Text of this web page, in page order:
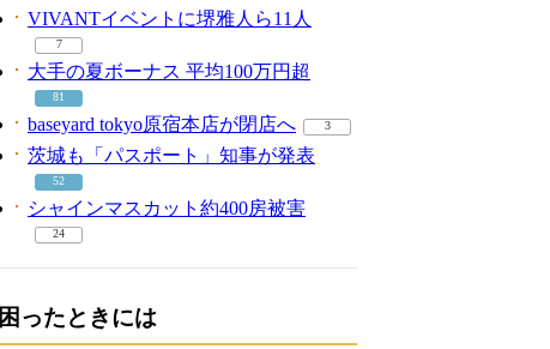
VIVANTイベントに堺雅人ら11人
7
大手の夏ボーナス 平均100万円超
81
baseyard tokyo原宿本店が閉店へ 3
茨城も「パスポート」知事が発表
52
シャインマスカット約400房被害
24
困ったときには